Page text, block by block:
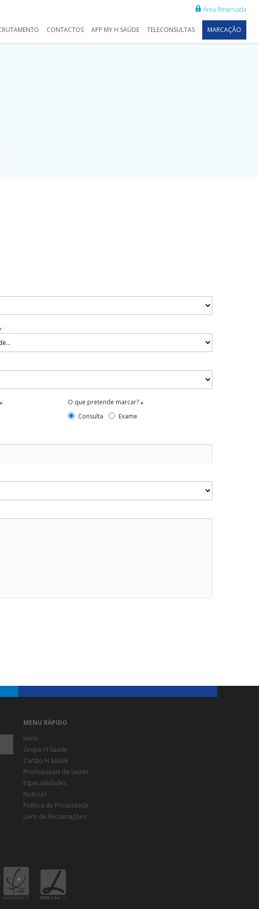
CONTACTOS APP MY H SAÚDE TELECONSULTAS MARCAÇÃO
Área Reservada
* O que pretende marcar? *
Consulta Exame
MENU RÁPIDO
Início
Grupo H Saúde
Cartão H Saúde
Profissionais de Saúde
Especialidades
Notícias
Política de Privacidade
Livro de Reclamações